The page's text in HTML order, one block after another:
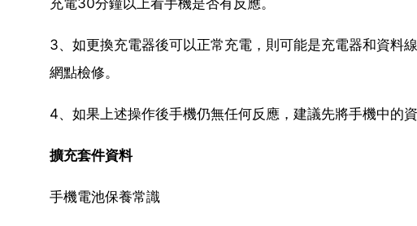
充電30分鐘以上看手機是否有反應。
3、如更換充電器後可以正常充電，則可能是充電器和資料
網點檢修。
4、如果上述操作後手機仍無任何反應，建議先將手機中的
擴充套件資料
手機電池保養常識